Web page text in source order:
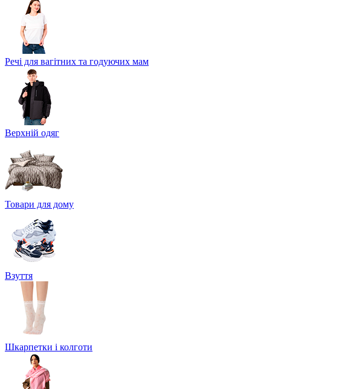
Речі для вагітних та годуючих мам
Верхній одяг
Товари для дому
Взуття
Шкарпетки і колготи